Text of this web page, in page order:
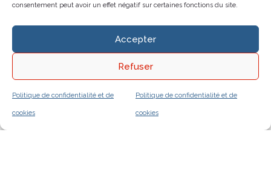
consentement peut avoir un effet négatif sur certaines fonctions du site.
Accepter
Refuser
Politique de confidentialité et de
cookies
Politique de confidentialité et de
cookies